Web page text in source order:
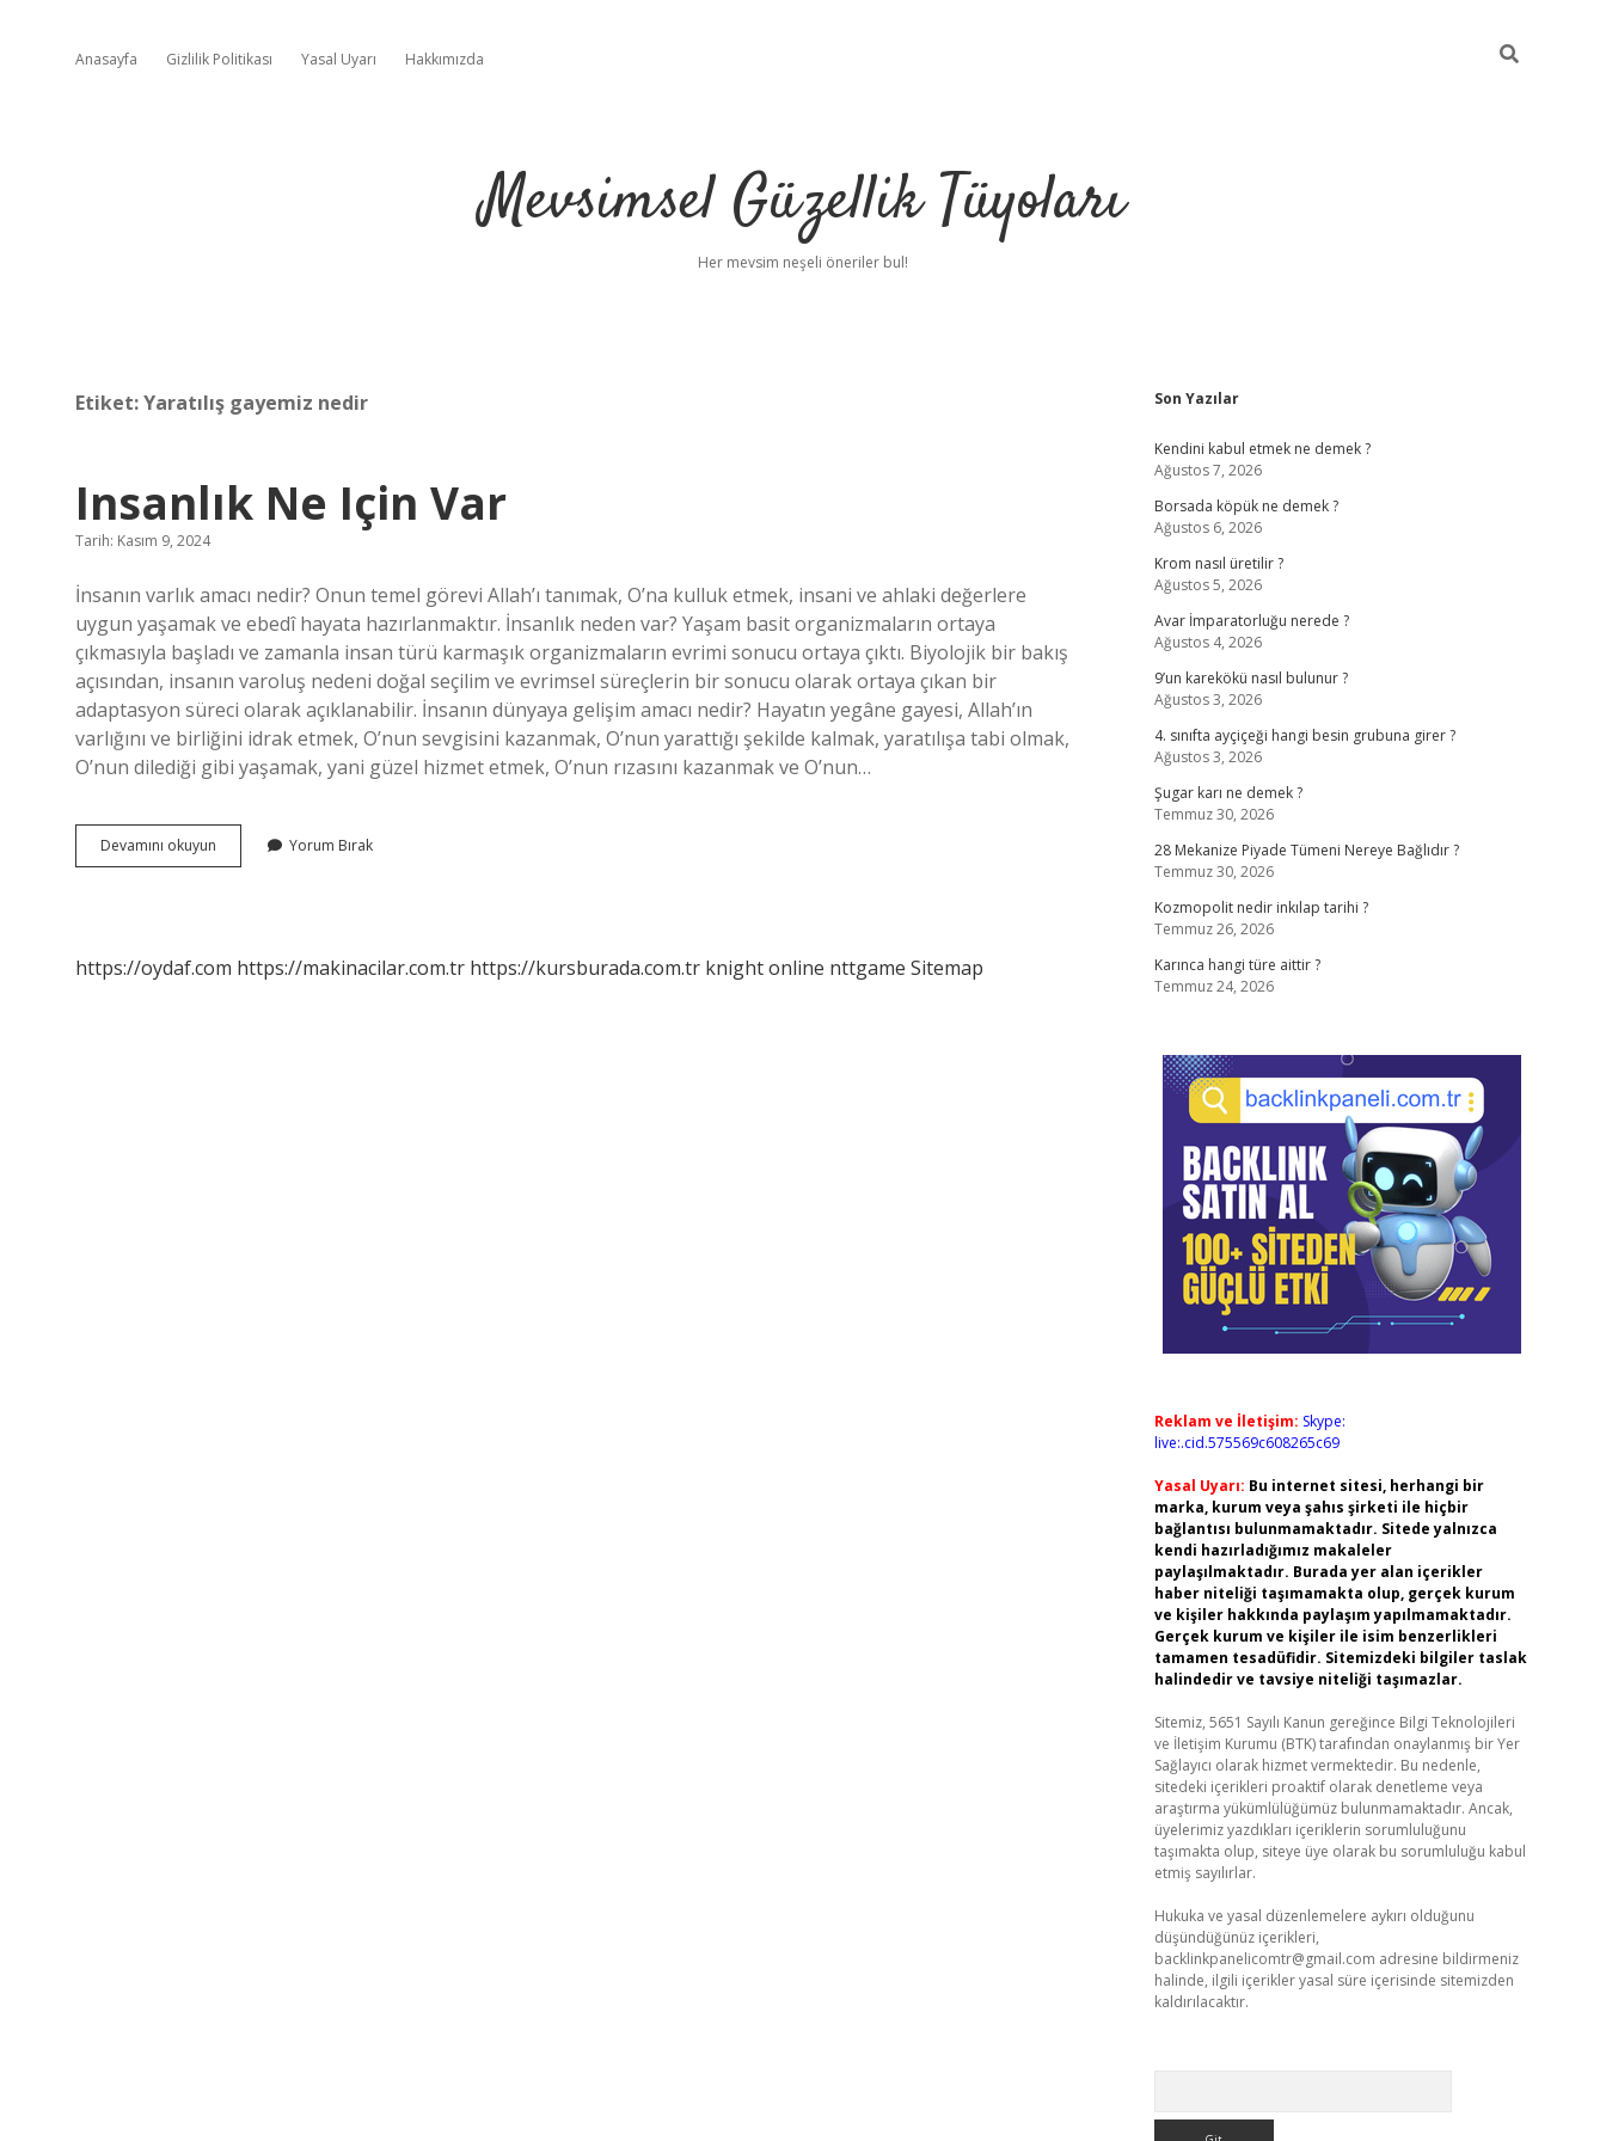
Anasayfa Gizlilik Politikası Yasal Uyarı Hakkımızda
Mevsimsel Güzellik Tüyoları
Her mevsim neşeli öneriler bul!
Etiket:Yaratılış gayemiz nedir
Insanlık Ne Için Var
Tarih: Kasım 9, 2024
İnsanın varlık amacı nedir? Onun temel görevi Allah’ı tanımak, O’na kulluk etmek, insani ve ahlaki değerlere
uygun yaşamak ve ebedî hayata hazırlanmaktır. İnsanlık neden var? Yaşam basit organizmaların ortaya
çıkmasıyla başladı ve zamanla insan türü karmaşık organizmaların evrimi sonucu ortaya çıktı. Biyolojik bir bakış
açısından, insanın varoluş nedeni doğal seçilim ve evrimsel süreçlerin bir sonucu olarak ortaya çıkan bir
adaptasyon süreci olarak açıklanabilir. İnsanın dünyaya gelişim amacı nedir? Hayatın yegâne gayesi, Allah’ın
varlığını ve birliğini idrak etmek, O’nun sevgisini kazanmak, O’nun yarattığı şekilde kalmak, yaratılışa tabi olmak,
O’nun dilediği gibi yaşamak, yani güzel hizmet etmek, O’nun rızasını kazanmak ve O’nun…
Devamını okuyun
Ne
Yorum Bırak
https://oydaf.com https://makinacilar.com.tr https://kursburada.com.tr knight online nttgame Sitemap
Sidebar
Son Yazılar
Kendini kabul etmek ne demek ?
Ağustos 7, 2026
Borsada köpük ne demek ?
Ağustos 6, 2026
Krom nasıl üretilir ?
Ağustos 5, 2026
Avar İmparatorluğu nerede ?
Ağustos 4, 2026
9’un karekökü nasıl bulunur ?
Ağustos 3, 2026
4. sınıfta ayçiçeği hangi besin grubuna girer ?
Ağustos 3, 2026
Şugar karı ne demek ?
Temmuz 30, 2026
28 Mekanize Piyade Tümeni Nereye Bağlıdır ?
Temmuz 30, 2026
Kozmopolit nedir inkılap tarihi ?
Temmuz 26, 2026
Karınca hangi türe aittir ?
Temmuz 24, 2026
Reklam ve İletişim: Skype:
live:.cid.575569c608265c69
Yasal Uyarı: Bu internet sitesi, herhangi bir
marka, kurum veya şahıs şirketi ile hiçbir
bağlantısı bulunmamaktadır. Sitede yalnızca
kendi hazırladığımız makaleler
paylaşılmaktadır. Burada yer alan içerikler
haber niteliği taşımamakta olup, gerçek kurum
ve kişiler hakkında paylaşım yapılmamaktadır.
Gerçek kurum ve kişiler ile isim benzerlikleri
tamamen tesadüfidir. Sitemizdeki bilgiler taslak
halindedir ve tavsiye niteliği taşımazlar.
Sitemiz, 5651 Sayılı Kanun gereğince Bilgi Teknolojileri
ve İletişim Kurumu (BTK) tarafından onaylanmış bir Yer
Sağlayıcı olarak hizmet vermektedir. Bu nedenle,
sitedeki içerikleri proaktif olarak denetleme veya
araştırma yükümlülüğümüz bulunmamaktadır. Ancak,
üyelerimiz yazdıkları içeriklerin sorumluluğunu
taşımakta olup, siteye üye olarak bu sorumluluğu kabul
etmiş sayılırlar.
Hukuka ve yasal düzenlemelere aykırı olduğunu
düşündüğünüz içerikleri,
backlinkpanelicomtr@gmail.com adresine bildirmeniz
halinde, ilgili içerikler yasal süre içerisinde sitemizden
kaldırılacaktır.
hiltonbet giriş